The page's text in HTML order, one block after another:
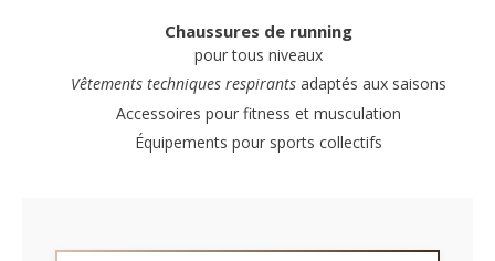
Chaussures de running
pour tous niveaux
Vêtements techniques respirants adaptés aux saisons
Accessoires pour fitness et musculation
Équipements pour sports collectifs